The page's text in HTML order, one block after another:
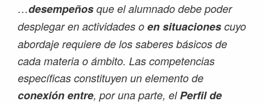
…desempeños que el alumnado debe poder
desplegar en actividades o en situaciones cuyo
abordaje requiere de los saberes básicos de
cada materia o ámbito. Las competencias
específicas constituyen un elemento de
conexión entre, por una parte, elPerfil de